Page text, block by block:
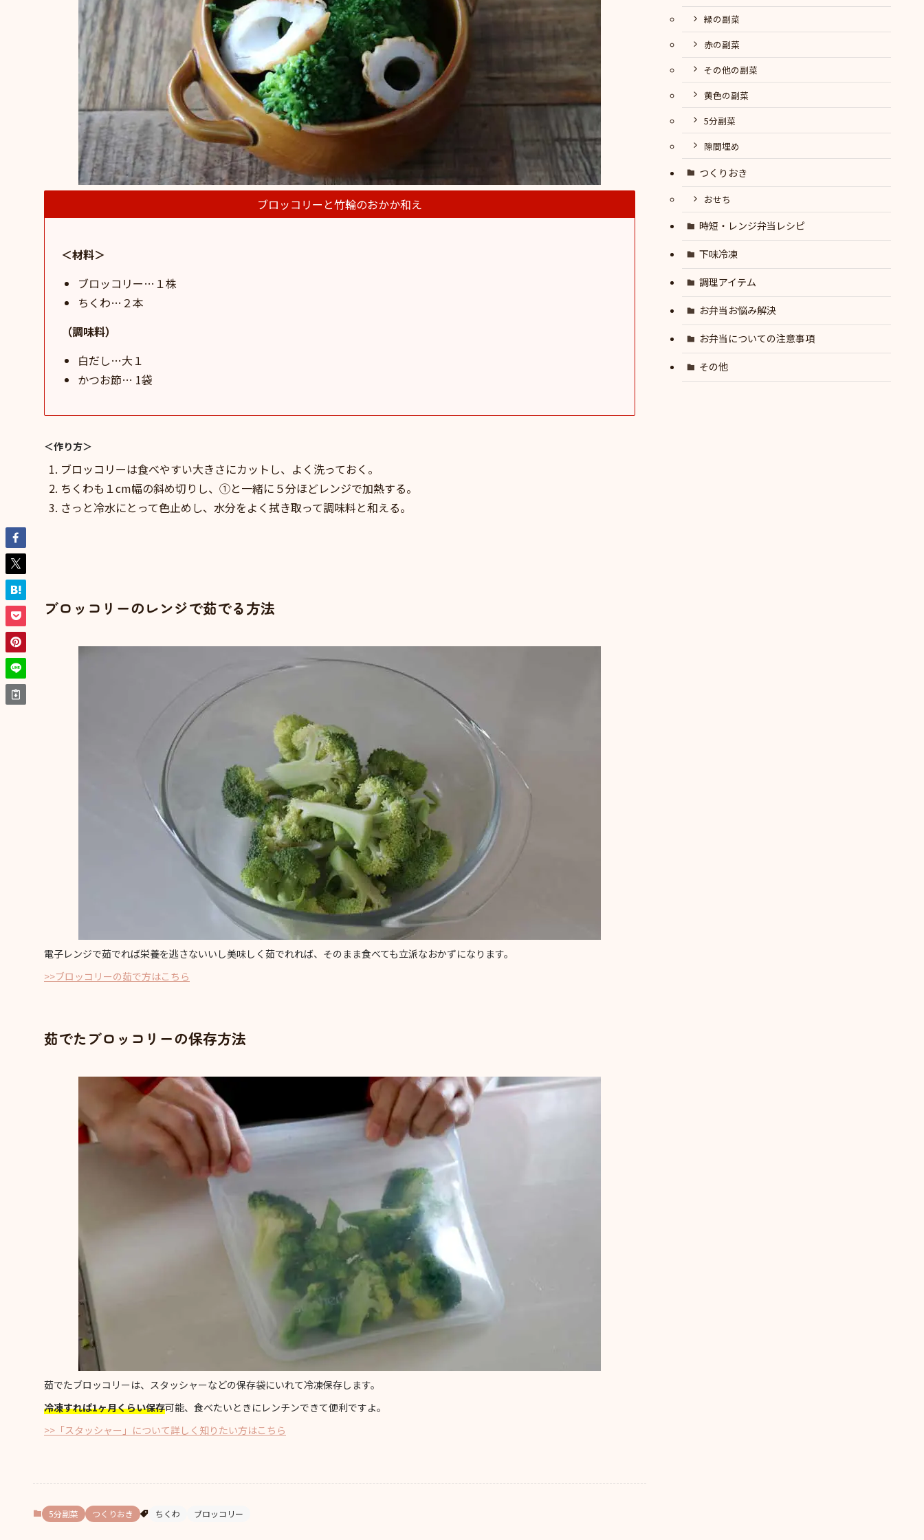
ブロッコリーと竹輪のおかか和え
＜材料＞
ブロッコリー…１株
ちくわ…２本
（調味料）
白だし…大１
かつお節… 1袋
＜作り方＞
ブロッコリーは食べやすい大きさにカットし、よく洗っておく。
ちくわも１cm幅の斜め切りし、①と一緒に５分ほどレンジで加熱する。
さっと冷水にとって色止めし、水分をよく拭き取って調味料と和える。
ブロッコリーのレンジで茹でる方法
電子レンジで茹でれば栄養を逃さないいし美味しく茹でれれば、そのまま食べても立派なおかずになります。
>>ブロッコリーの茹で方はこちら
茹でたブロッコリーの保存方法
茹でたブロッコリーは、スタッシャーなどの保存袋にいれて冷凍保存します。
冷凍すれば1ヶ月くらい保存可能、食べたいときにレンチンできて便利ですよ。
>>「スタッシャー」について詳しく知りたい方はこちら
5分副菜 つくりおき ちくわ ブロッコリー
緑の副菜
赤の副菜
その他の副菜
黄色の副菜
5分副菜
隙間埋め
つくりおき
おせち
時短・レンジ弁当レシピ
下味冷凍
調理アイテム
お弁当お悩み解決
お弁当についての注意事項
その他